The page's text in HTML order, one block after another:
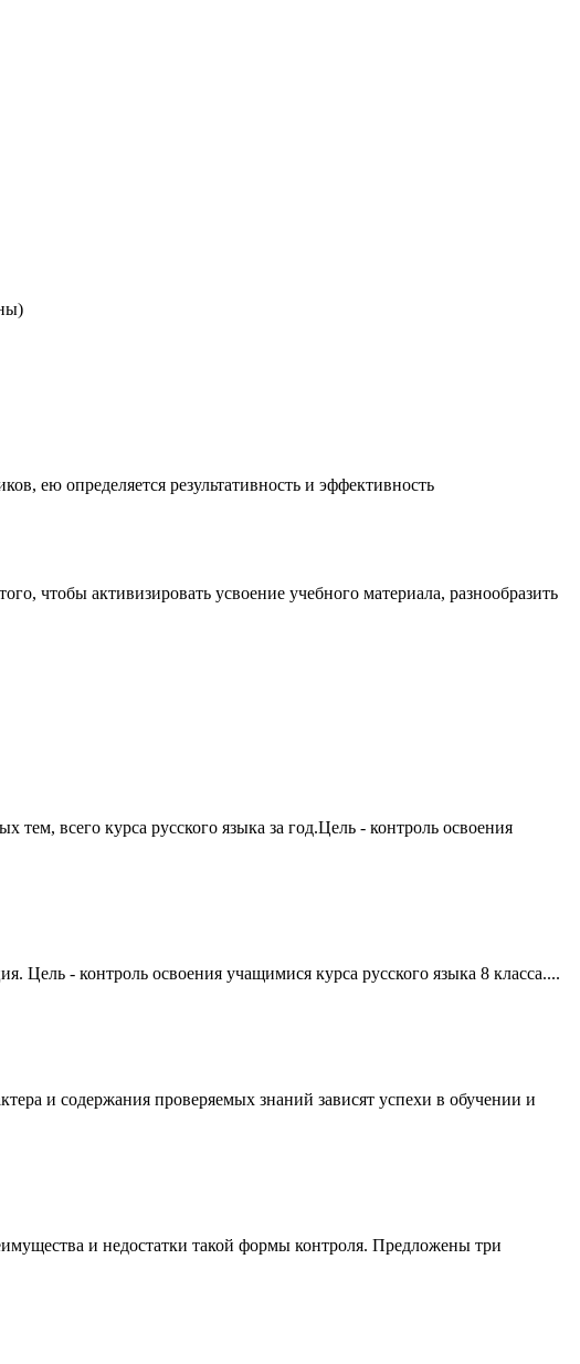
ею определяется результативность и эффективность
чтобы активизировать усвоение учебного материала, разнообразить
всего курса русского языка за год.Цель - контроль освоения
Цель - контроль освоения учащимися курса русского языка 8 класса....
и содержания проверяемых знаний зависят успехи в обучении и
и недостатки такой формы контроля. Предложены три